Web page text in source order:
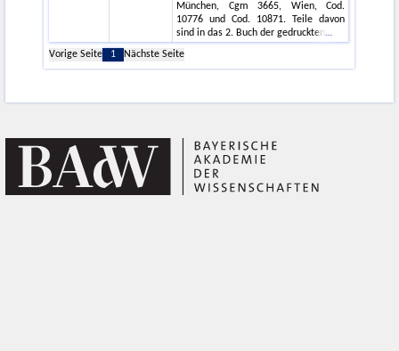
München, Cgm 3665, Wien, Cod.
10776 und Cod. 10871. Teile davon
sind in das 2. Buch der gedruckten
Vorige Seite
1 Nächste Seite